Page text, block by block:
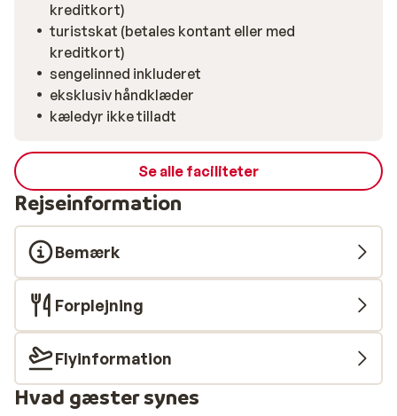
kreditkort)
turistskat (betales kontant eller med
kreditkort)
sengelinned inkluderet
eksklusiv håndklæder
kæledyr ikke tilladt
Se alle faciliteter
Rejseinformation
Bemærk
Forplejning
Flyinformation
Hvad gæster synes